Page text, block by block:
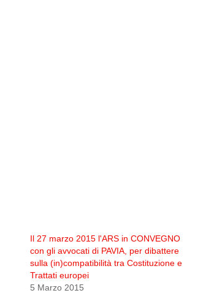
Il 27 marzo 2015 l'ARS in CONVEGNO
con gli avvocati di PAVIA, per dibattere
sulla (in)compatibilità tra Costituzione e
Trattati europei
5 Marzo 2015